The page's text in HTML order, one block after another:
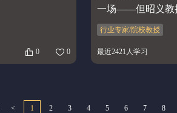
0 0
一场——但昭义教
行业专家/院校教授
最近2421人学习
< 1 2 3 4 5 6 7 8